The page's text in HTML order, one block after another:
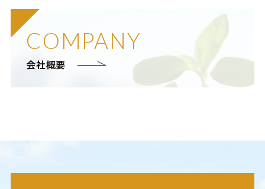
COMPANY
会社概要